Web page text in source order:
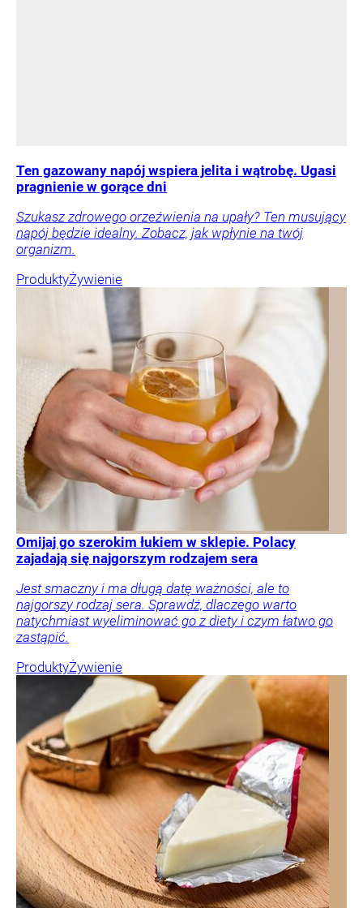
Ten gazowany napój wspiera jelita i wątrobę. Ugasi
pragnienie w gorące dni
Szukasz zdrowego orzeźwienia na upały? Ten musujący
napój będzie idealny. Zobacz, jak wpłynie na twój
organizm.
ProduktyŻywienie
Omijaj go szerokim łukiem w sklepie. Polacy
zajadają się najgorszym rodzajem sera
Jest smaczny i ma długą datę ważności, ale to
najgorszy rodzaj sera. Sprawdź, dlaczego warto
natychmiast wyeliminować go z diety i czym łatwo go
zastąpić.
ProduktyŻywienie